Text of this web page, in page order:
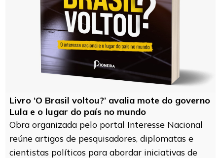
Livro ‘O Brasil voltou?’ avalia mote do governo
Lula e o lugar do país no mundo
Obra organizada pelo portal Interesse Nacional
reúne artigos de pesquisadores, diplomatas e
cientistas políticos para abordar iniciativas de